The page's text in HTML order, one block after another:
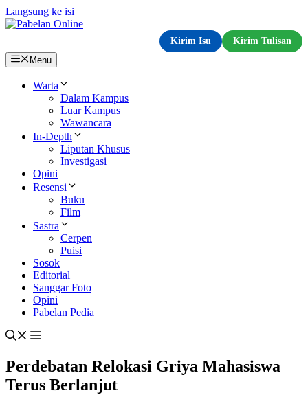
Langsung ke isi
Kirim Isu
Kirim Tulisan
Menu
Warta
Dalam Kampus
Luar Kampus
Wawancara
In-Depth
Liputan Khusus
Investigasi
Opini
Resensi
Buku
Film
Sastra
Cerpen
Puisi
Sosok
Editorial
Sanggar Foto
Opini
Pabelan Pedia
Perdebatan Relokasi Griya Mahasiswa
Terus Berlanjut